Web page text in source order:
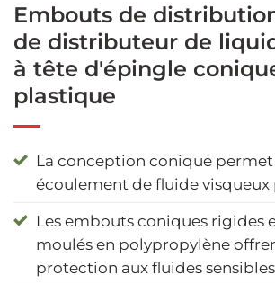
Embouts de
de distributeur de
à tête d'épingle
plastique
La conception conique permet
écoulement de fluide visqueux
Les embouts coniques rigides
moulés en polypropylène
protection aux fluides